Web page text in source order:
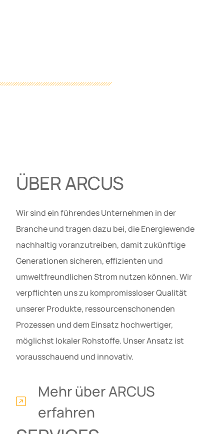
ÜBER ARCUS
Wir sind ein führendes Unternehmen in der
Branche und tragen dazu bei, die Energiewende
nachhaltig voranzutreiben, damit zukünftige
Generationen sicheren, effizienten und
umweltfreundlichen Strom nutzen können. Wir
verpflichten uns zu kompromissloser Qualität
unserer Produkte, ressourcenschonenden
Prozessen und dem Einsatz hochwertiger,
möglichst lokaler Rohstoffe. Unser Ansatz ist
vorausschauend und innovativ.
Mehr über ARCUS
erfahren